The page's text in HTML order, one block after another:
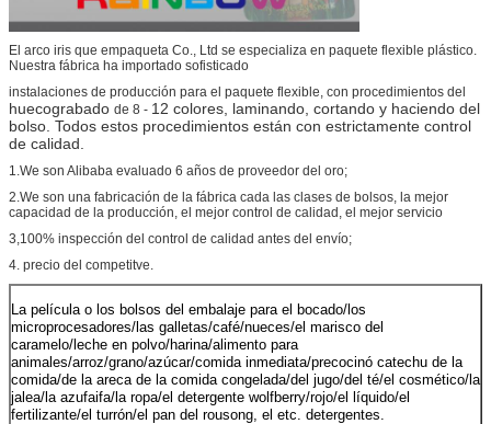
El arco iris que empaqueta Co., Ltd se especializa en paquete flexible plástico.
Nuestra fábrica ha importado sofisticado
instalaciones de producción para el paquete flexible, con procedimientos del
huecograbado de 8 - 12 colores, laminando, cortando y haciendo del
bolso. Todos estos procedimientos están con estrictamente control
de calidad.
1.We son Alibaba evaluado 6 años de proveedor del oro;
2.We son una fabricación de la fábrica cada las clases de bolsos, la mejor
capacidad de la producción, el mejor control de calidad, el mejor servicio
3,100% inspección del control de calidad antes del envío;
4. precio del competitve.
La película o los bolsos del embalaje para el bocado/los
microprocesadores/las galletas/café/nueces/el marisco del
caramelo/leche en polvo/harina/alimento para
animales/arroz/grano/azúcar/comida inmediata/precocinó catechu de la
comida/de la areca de la comida congelada/del jugo/del té/el cosmético/la
jalea/la azufaifa/la ropa/el detergente wolfberry/rojo/el líquido/el
fertilizante/el turrón/el pan del rousong, el etc. detergentes.